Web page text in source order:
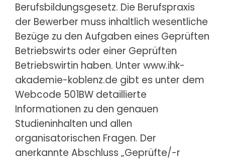
Berufsbildungsgesetz. Die Berufspraxis
der Bewerber muss inhaltlich wesentliche
Bezüge zu den Aufgaben eines Geprüften
Betriebswirts oder einer Geprüften
Betriebswirtin haben. Unter www.ihk-
akademie-koblenz.de gibt es unter dem
Webcode 501BW detaillierte
Informationen zu den genauen
Studieninhalten und allen
organisatorischen Fragen. Der
anerkannte Abschluss „Geprüfte/-r